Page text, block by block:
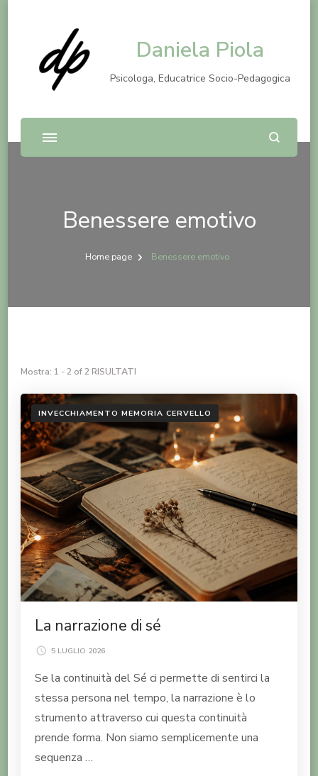
Daniela Piola
Psicologa, Educatrice Socio-Pedagogica
Benessere emotivo
Home page Benessere emotivo
Mostra: 1 - 2 of 2 RISULTATI
INVECCHIAMENTO MEMORIA CERVELLO
La narrazione di sé
5 LUGLIO 2026
Se la continuità del Sé ci permette di sentirci la
stessa persona nel tempo, la narrazione è lo
strumento attraverso cui questa continuità
prende forma. Non siamo semplicemente una
sequenza …